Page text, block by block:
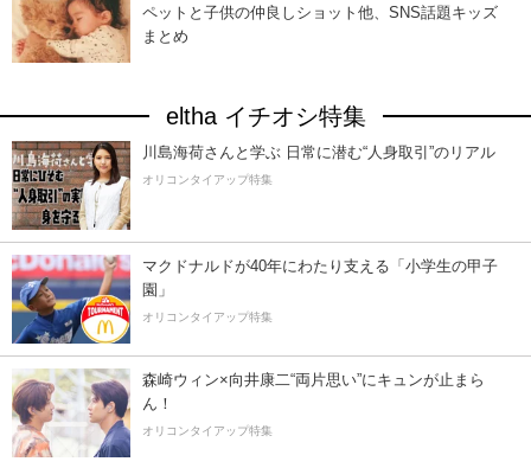
ペットと子供の仲良しショット他、SNS話題キッズ
まとめ
eltha イチオシ特集
川島海荷さんと学ぶ 日常に潜む“人身取引”のリアル
オリコンタイアップ特集
マクドナルドが40年にわたり支える「小学生の甲子
園」
オリコンタイアップ特集
森崎ウィン×向井康二“両片思い”にキュンが止まら
ん！
オリコンタイアップ特集